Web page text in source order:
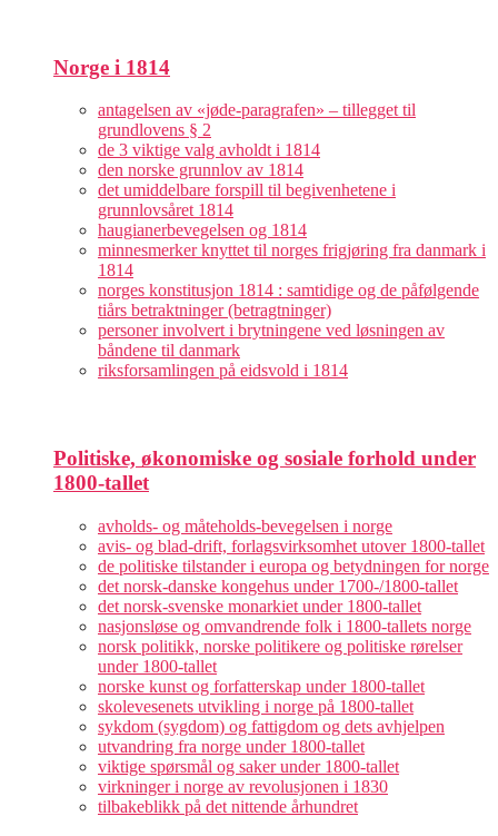
Norge i 1814
antagelsen av «jøde-paragrafen» – tillegget til
grundlovens § 2
de 3 viktige valg avholdt i 1814
den norske grunnlov av 1814
det umiddelbare forspill til begivenhetene i
grunnlovsåret 1814
haugianerbevegelsen og 1814
minnesmerker knyttet til norges frigjøring fra danmark i
1814
norges konstitusjon 1814 : samtidige og de påfølgende
tiårs betraktninger (betragtninger)
personer involvert i brytningene ved løsningen av
båndene til danmark
riksforsamlingen på eidsvold i 1814
Politiske, økonomiske og sosiale forhold under
1800-tallet
avholds- og måteholds-bevegelsen i norge
avis- og blad-drift, forlagsvirksomhet utover 1800-tallet
de politiske tilstander i europa og betydningen for norge
det norsk-danske kongehus under 1700-/1800-tallet
det norsk-svenske monarkiet under 1800-tallet
nasjonsløse og omvandrende folk i 1800-tallets norge
norsk politikk, norske politikere og politiske rørelser
under 1800-tallet
norske kunst og forfatterskap under 1800-tallet
skolevesenets utvikling i norge på 1800-tallet
sykdom (sygdom) og fattigdom og dets avhjelpen
utvandring fra norge under 1800-tallet
viktige spørsmål og saker under 1800-tallet
virkninger i norge av revolusjonen i 1830
tilbakeblikk på det nittende århundret